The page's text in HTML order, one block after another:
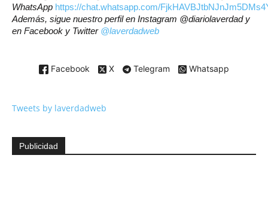
WhatsApp https://chat.whatsapp.com/
Además, sigue nuestro perfil en Instagram @diariolaverdad y
en Facebook y Twitter @laverdadweb
Facebook X Telegram Whatsapp
Tweets by laverdadweb
Publicidad